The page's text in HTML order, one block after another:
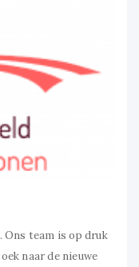
Ons team is op druk
naar de nieuwe